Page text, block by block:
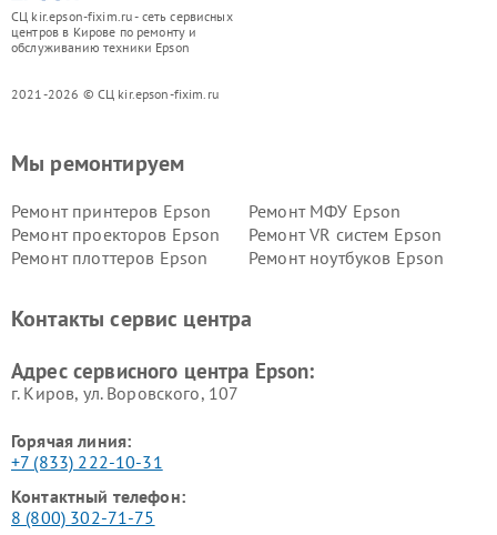
СЦ kir.epson-fixim.ru - сеть сервисных
центров в Кирове по ремонту и
обслуживанию техники Epson
2021-2026 © СЦ kir.epson-fixim.ru
Мы ремонтируем
Ремонт принтеров Epson
Ремонт МФУ Epson
Ремонт проекторов Epson
Ремонт VR систем Epson
Ремонт плоттеров Epson
Ремонт ноутбуков Epson
Контакты сервис центра
Адрес сервисного центра Epson:
г. Киров, ул. Воровского, 107
Горячая линия:
+7 (833) 222-10-31
Контактный телефон:
8 (800) 302-71-75